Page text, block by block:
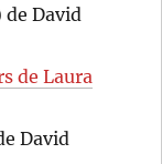
de David
de Laura
David